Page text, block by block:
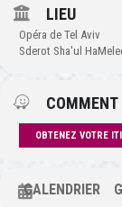
LIEU
Opéra de Tel Aviv
Sderot Sha'ul
COMMENT
OBTENEZ VOTRE
CALENDRIER